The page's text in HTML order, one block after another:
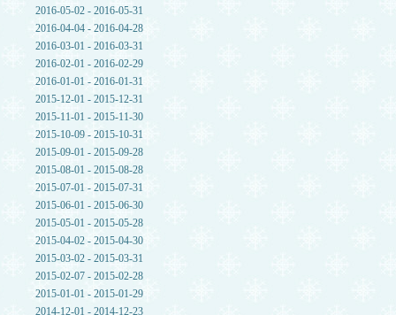
2016-05-02 - 2016-05-31
2016-04-04 - 2016-04-28
2016-03-01 - 2016-03-31
2016-02-01 - 2016-02-29
2016-01-01 - 2016-01-31
2015-12-01 - 2015-12-31
2015-11-01 - 2015-11-30
2015-10-09 - 2015-10-31
2015-09-01 - 2015-09-28
2015-08-01 - 2015-08-28
2015-07-01 - 2015-07-31
2015-06-01 - 2015-06-30
2015-05-01 - 2015-05-28
2015-04-02 - 2015-04-30
2015-03-02 - 2015-03-31
2015-02-07 - 2015-02-28
2015-01-01 - 2015-01-29
2014-12-01 - 2014-12-23